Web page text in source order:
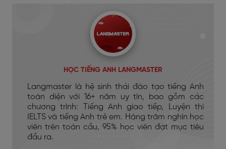
HỌC TIẾNG ANH LANGMASTER
Langmaster là hệ sinh thái đào tạo tiếng Anh
toàn diện với 16+ năm uy tín, bao gồm các
chương trình: Tiếng Anh giao tiếp, Luyện thi
IELTS và tiếng Anh trẻ em. Hàng trăm nghìn học
viên trên toàn cầu, 95% học viên đạt mục tiêu
đầu ra.